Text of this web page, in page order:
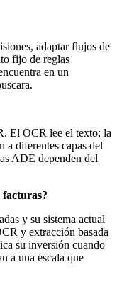
adaptar flujos de
fijo de reglas
en un
El OCR lee el texto; la
diferentes capas del
ADE dependen del
facturas?
y su sistema actual
y extracción basada
su inversión cuando
a una escala que